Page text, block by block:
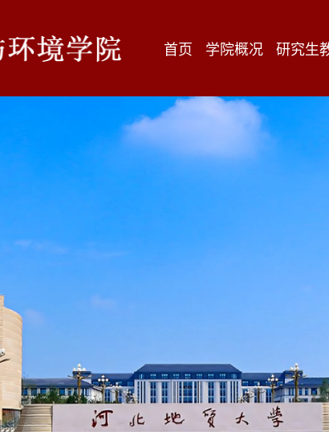
首页 学院概况 研究生